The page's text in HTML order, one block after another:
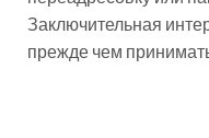
Заключительная
прежде чем